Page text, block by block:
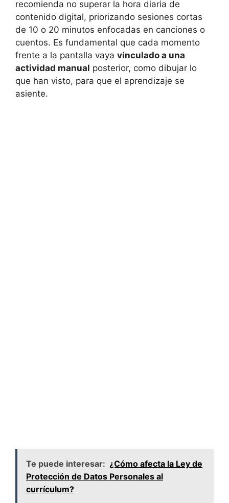
recomienda no superar la hora diaria de
contenido digital, priorizando sesiones cortas
de 10 o 20 minutos enfocadas en canciones o
cuentos. Es fundamental que cada momento
frente a la pantalla vaya vinculado a una
actividad manual posterior, como dibujar lo
que han visto, para que el aprendizaje se
asiente.
Te puede interesar: ¿Cómo afecta la Ley de
Protección de Datos Personales al
currículum?